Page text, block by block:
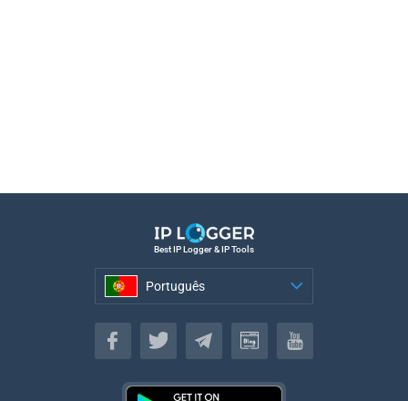
Best IP Logger & IP Tools
Português
Português